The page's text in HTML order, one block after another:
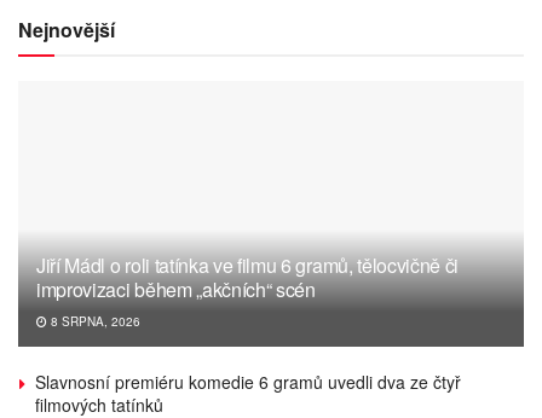
Nejnovější
Jiří Mádl o roli tatínka ve filmu 6 gramů, tělocvičně či
improvizaci během „akčních“ scén
8 SRPNA, 2026
Slavnosní premiéru komedie 6 gramů uvedli dva ze čtyř
filmových tatínků